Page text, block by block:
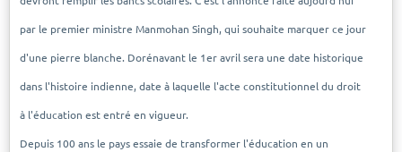
par le premier ministre Manmohan Singh, qui souhaite marquer ce jour
d'une pierre blanche. Dorénavant le 1er avril sera une date historique
dans l'histoire indienne, date à laquelle l'acte constitutionnel du droit
à l'éducation est entré en vigueur.
Depuis 100 ans le pays essaie de transformer l'éducation en un